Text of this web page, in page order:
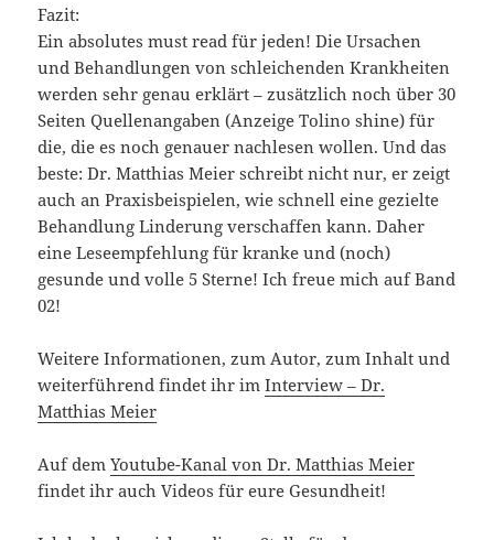
Fazit:
Ein absolutes must read für jeden! Die Ursachen
und Behandlungen von schleichenden Krankheiten
werden sehr genau erklärt – zusätzlich noch über 30
Seiten Quellenangaben (Anzeige Tolino shine) für
die, die es noch genauer nachlesen wollen. Und das
beste: Dr. Matthias Meier schreibt nicht nur, er zeigt
auch an Praxisbeispielen, wie schnell eine gezielte
Behandlung Linderung verschaffen kann. Daher
eine Leseempfehlung für kranke und (noch)
gesunde und volle 5 Sterne! Ich freue mich auf Band
02!
Weitere Informationen, zum Autor, zum Inhalt und
weiterführend findet ihr imInterview – Dr.
Matthias Meier
Auf demYoutube-Kanal von Dr. Matthias Meier
findet ihr auch Videos für eure Gesundheit!